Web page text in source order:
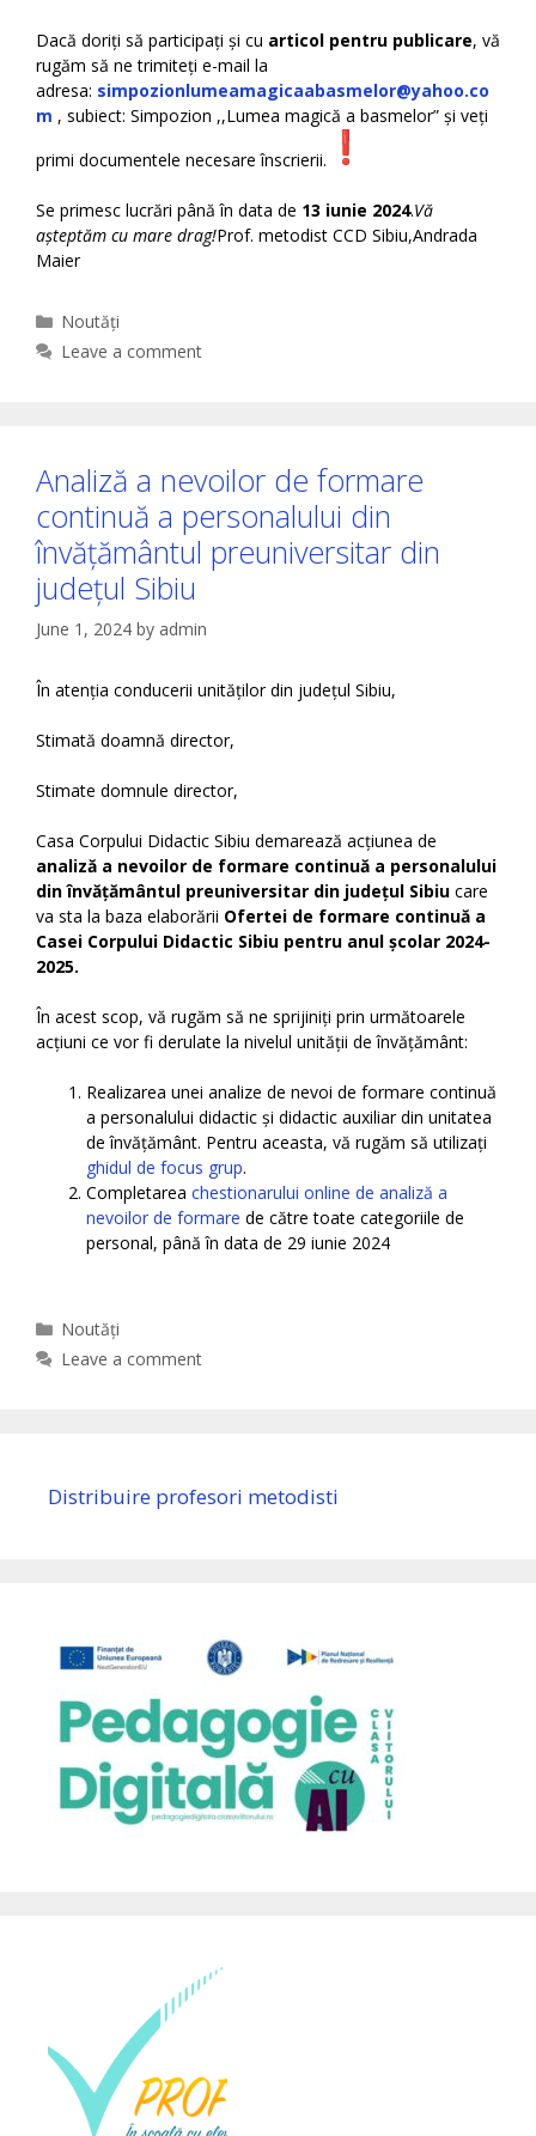
Dacă doriți să participați și cu articol pentru publicare, vă
rugăm să ne trimiteți e-mail la
adresa: simpozionlumeamagicaabasmelor@yahoo.co
m , subiect: Simpozion ,,Lumea magică a basmelor” și veți
primi documentele necesare înscrierii.
Se primesc lucrări până în data de 13 iunie 2024.Vă
așteptăm cu mare drag!Prof. metodist CCD Sibiu,Andrada
Maier
Categories
Noutăți
Leave a comment
Analiză a nevoilor de formare
continuă a personalului din
învățământul preuniversitar din
județul Sibiu
June 1, 2024 by admin
În atenția conducerii unităților din județul Sibiu,
Stimată doamnă director,
Stimate domnule director,
Casa Corpului Didactic Sibiu demarează acțiunea de
analiză a nevoilor de formare continuă a personalului
din învățământul preuniversitar din județul Sibiu care
va sta la baza elaborării Ofertei de formare continuă a
Casei Corpului Didactic Sibiu pentru anul școlar 2024-
2025.
În acest scop, vă rugăm să ne sprijiniți prin următoarele
acțiuni ce vor fi derulate la nivelul unității de învățământ:
Realizarea unei analize de nevoi de formare continuă
a personalului didactic și didactic auxiliar din unitatea
de învățământ. Pentru aceasta, vă rugăm să utilizați
ghidul de focus grup.
Completarea chestionarului online de analiză a
nevoilor de formare de către toate categoriile de
personal, până în data de 29 iunie 2024
Categories
Noutăți
Leave a comment
Distribuire profesori metodisti